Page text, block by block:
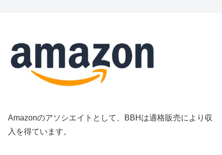
Amazonのアソシエイトとして、BBHは適格販売により収
入を得ています。